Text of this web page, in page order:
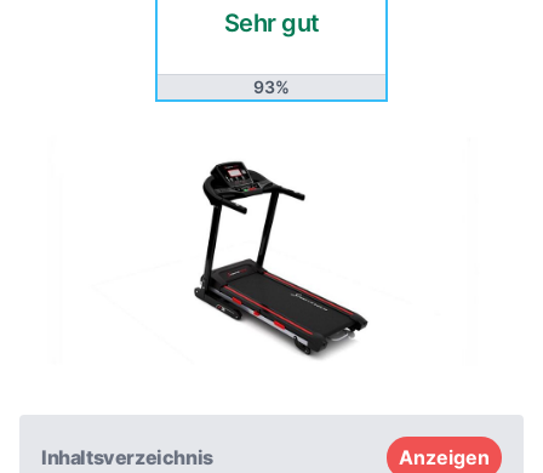
Sehr gut
93%
Inhaltsverzeichnis Anzeigen